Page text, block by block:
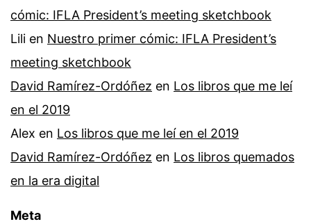
cómic: IFLA President’s meeting sketchbook
Lili en Nuestro primer cómic: IFLA President’s
meeting sketchbook
David Ramírez-Ordóñez en Los libros que me leí
en el 2019
Alex en Los libros que me leí en el 2019
David Ramírez-Ordóñez en Los libros quemados
en la era digital
Meta